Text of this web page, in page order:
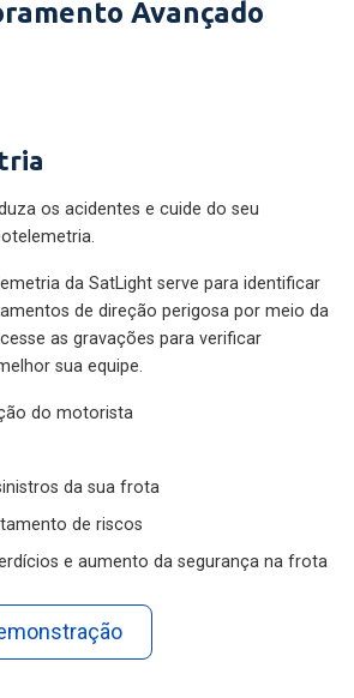
Avançado
os acidentes e cuide do seu
da SatLight serve para identificar
de direção perigosa por meio da
as gravações para verificar
sua equipe.
do motorista
da sua frota
de riscos
e aumento da segurança na frota